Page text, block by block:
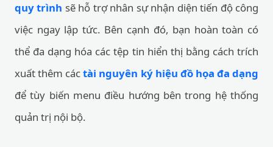
quy trình sẽ hỗ trợ nhân sự nhận diện tiến độ công
việc ngay lập tức. Bên cạnh đó, bạn hoàn toàn có
thể đa dạng hóa các tệp tin hiển thị bằng cách trích
xuất thêm cáctài nguyên ký hiệu đồ họa đa dạng
để tùy biến menu điều hướng bên trong hệ thống
quản trị nội bộ.